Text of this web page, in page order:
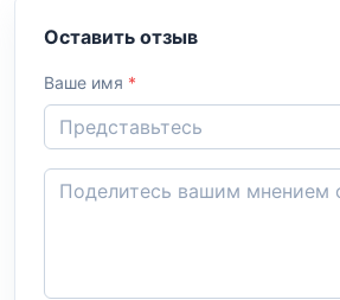
Оставить отзыв
Ваше имя *